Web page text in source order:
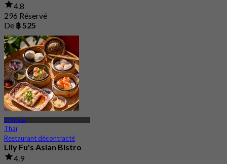
4.8
296 Réservé
De ฿ 525
BTS Nana
Thaï
Restaurant décontracté
Lily Fu's Asian Bistro
4.9